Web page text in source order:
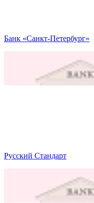
Банк «Санкт-Петербург»
Русский Стандарт